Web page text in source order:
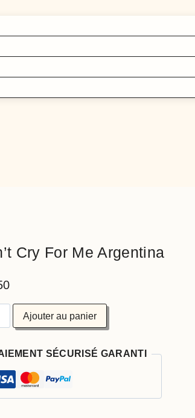
Cry For Me Argentina
Ajouter au panier
SÉCURISÉ GARANTI